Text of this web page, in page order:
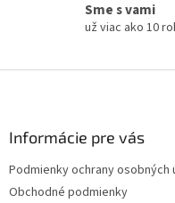
Sme s vami
už viac ako 10
Informácie pre vás
Podmienky ochrany osobných
Obchodné podmienky